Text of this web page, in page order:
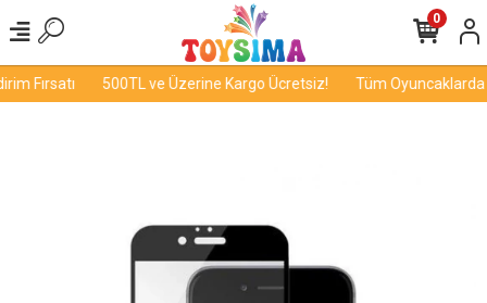
Fırsatı 500TL ve Üzerine Kargo Ücretsiz! Tüm Oyuncaklarda
0